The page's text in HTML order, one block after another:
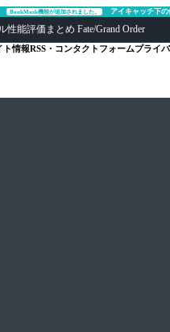
BookMark機能が追加されました。 アイキャッチ下
能評価まとめ Fate/Grand Order
ト情報RSS・コンタクトフォームプライ